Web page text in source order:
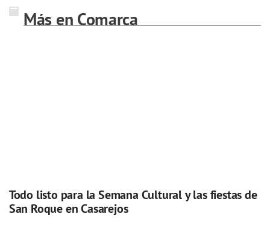
Más en Comarca
Todo listo para la Semana Cultural y las fiestas de
San Roque en Casarejos